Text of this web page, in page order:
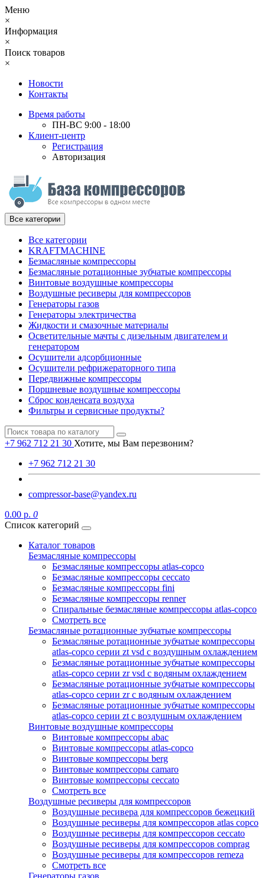
Меню
×
Информация
×
Поиск товаров
×
Новости
Контакты
Время работы
ПН-ВС 9:00 - 18:00
Клиент-центр
Регистрация
Авторизация
Все категории
Все категории
KRAFTMACHINE
Безмасляные компрессоры
Безмасляные ротационные зубчатые компрессоры
Винтовые воздушные компрессоры
Воздушные ресиверы для компрессоров
Генераторы газов
Генераторы электричества
Жидкости и смазочные материалы
Осветительные мачты с дизельным двигателем и
генератором
Осушители адсорбционные
Осушители рефрижераторного типа
Передвижные компрессоры
Поршневые воздушные компрессоры
Сброс конденсата воздуха
Фильтры и сервисные продукты?
+7 962 712 21 30 Хотите, мы Вам перезвоним?
+7 962 712 21 30
compressor-base@yandex.ru
0.00 р. 0
Список категорий
Каталог товаров
Безмасляные компрессоры
Безмасляные компрессоры atlas-copco
Безмасляные компрессоры ceccato
Безмасляные компрессоры fini
Безмасляные компрессоры renner
Спиральные безмасляные компрессоры atlas-copco
Смотреть все
Безмасляные ротационные зубчатые компрессоры
Безмасляные ротационные зубчатые компрессоры
atlas-copco серии zt vsd с воздушным охлаждением
Безмасляные ротационные зубчатые компрессоры
atlas-copco серии zr vsd с водяным охлаждением
Безмасляные ротационные зубчатые компрессоры
atlas-copco серии zr с водяным охлаждением
Безмасляные ротационные зубчатые компрессоры
atlas-copco серии zt с воздушным охлаждением
Винтовые воздушные компрессоры
Винтовые компрессоры abac
Винтовые компрессоры atlas-copco
Винтовые компрессоры berg
Винтовые компрессоры camaro
Винтовые компрессоры ceccato
Смотреть все
Воздушные ресиверы для компрессоров
Воздушные ресивера для компрессоров бежецкий
Воздушные ресиверы для компрессоров atlas copco
Воздушные ресиверы для компрессоров ceccato
Воздушные ресиверы для компрессоров comprag
Воздушные ресиверы для компрессоров remeza
Смотреть все
Генераторы газов